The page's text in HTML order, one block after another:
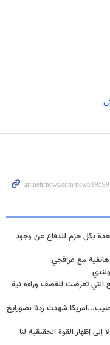
بكل حزم للدفاع عن وجود
هاتفية مع عراقجي
التي تعرضت للقصف وراءه نية
شهدت ردنا بصورايخ
إظهار القوة الحقيقية لنا